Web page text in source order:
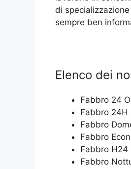
di
sempre ben
Elenco dei
Fabbro 24
Fabbro 24H
Fabbro
Fabbro
Fabbro H24
Fabbro